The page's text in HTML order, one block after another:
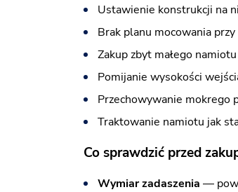
Ustawienie konstrukcji na
Brak planu mocowania
Zakup zbyt małego
Pomijanie wysokości
Przechowywanie mokrego
Traktowanie namiotu jak
Co sprawdzić przed
Wymiar zadaszenia —